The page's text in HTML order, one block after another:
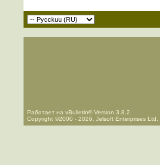
Работает на vBulletin® Version 3.8.2
Copyright ©2000 - 2026, Jelsoft Enterprises Ltd.